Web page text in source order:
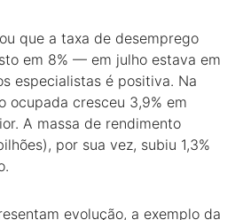
que a taxa de desemprego
em 8% — em julho estava em
especialistas é positiva. Na
ocupada cresceu 3,9% em
A massa de rendimento
por sua vez, subiu 1,3%
evolução, a exemplo da